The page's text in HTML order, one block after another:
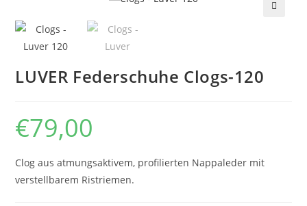
LUVER Federschuhe Clogs-120
€79,00
Clog aus atmungsaktivem, profilierten Nappaleder mit
verstellbarem Ristriemen.